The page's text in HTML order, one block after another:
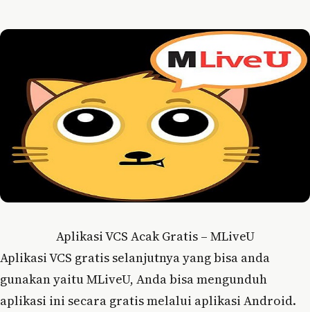
Aplikasi VCS Acak Gratis – MLiveU
Aplikasi VCS gratis selanjutnya yang bisa anda
gunakan yaitu MLiveU, Anda bisa mengunduh
aplikasi ini secara gratis melalui aplikasi Android.